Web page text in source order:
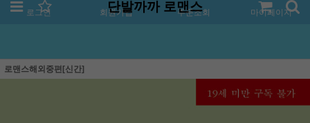
로그인 회원가입 주문조회 마이페이지
단발까까 로맨스
로맨스해외중편[신간]